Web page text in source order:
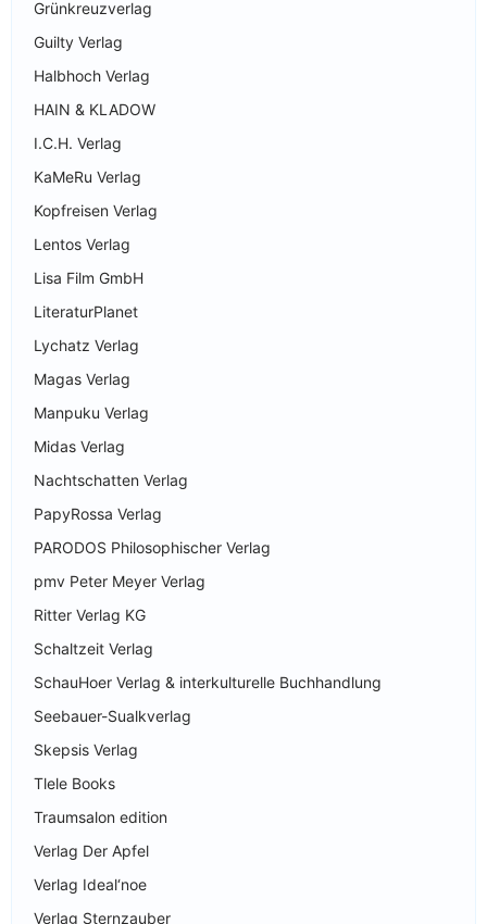
Grünkreuzverlag
Guilty Verlag
Halbhoch Verlag
HAIN & KLADOW
I.C.H. Verlag
KaMeRu Verlag
Kopfreisen Verlag
Lentos Verlag
Lisa Film GmbH
LiteraturPlanet
Lychatz Verlag
Magas Verlag
Manpuku Verlag
Midas Verlag
Nachtschatten Verlag
PapyRossa Verlag
PARODOS Philosophischer Verlag
pmv Peter Meyer Verlag
Ritter Verlag KG
Schaltzeit Verlag
SchauHoer Verlag & interkulturelle Buchhandlung
Seebauer-Sualkverlag
Skepsis Verlag
Tlele Books
Traumsalon edition
Verlag Der Apfel
Verlag Ideal‘noe
Verlag Sternzauber